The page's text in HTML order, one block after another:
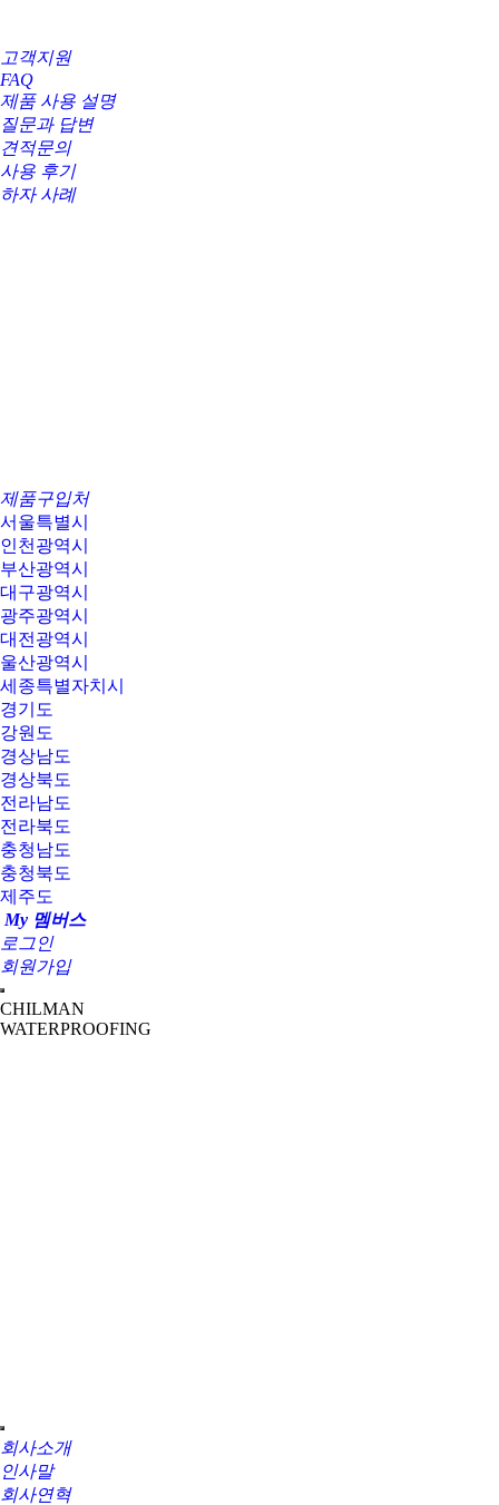
고객지원
FAQ
제품 사용 설명
질문과 답변
견적문의
사용 후기
하자 사례
제품구입처
서울특별시
인천광역시
부산광역시
대구광역시
광주광역시
대전광역시
울산광역시
세종특별자치시
경기도
강원도
경상남도
경상북도
전라남도
전라북도
충청남도
충청북도
제주도
My 멤버스
로그인
회원가입
CHILMAN
WATERPROOFING
회사소개
인사말
회사연혁